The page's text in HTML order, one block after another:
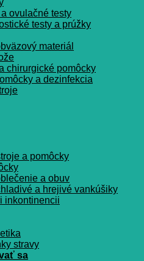
ovulačné testy
testy a prúžky
materiál
chirurgické pomôcky
a dezinfekcia
a pomôcky
a obuv
a hrejivé vankúšiky
inkontinencii
stravy
sa